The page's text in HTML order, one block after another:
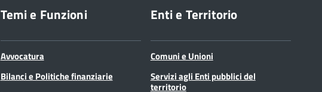
Temi e Funzioni
Avvocatura
Bilanci e Politiche finanziarie
Enti e Territorio
Comuni e Unioni
Servizi agli Enti pubblici del
territorio